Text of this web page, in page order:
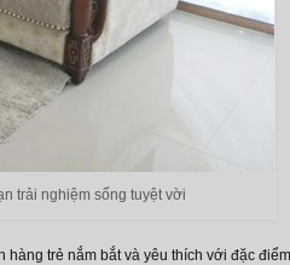
trải nghiệm sống tuyệt vời
trẻ nắm bắt và yêu thích với đặc